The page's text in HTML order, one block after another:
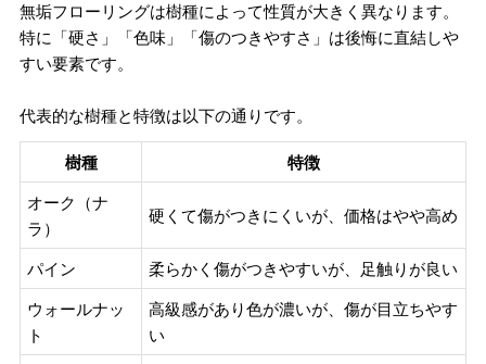
無垢フローリングは樹種によって性質が大きく異なります。
特に「硬さ」「色味」「傷のつきやすさ」は後悔に直結しや
すい要素です。
代表的な樹種と特徴は以下の通りです。
樹種 特徴
オーク（ナ
ラ）
硬くて傷がつきにくいが、価格はやや高め
パイン 柔らかく傷がつきやすいが、足触りが良い
ウォールナッ
ト
高級感があり色が濃いが、傷が目立ちやす
い